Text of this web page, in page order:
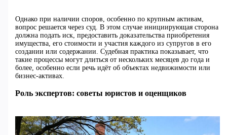
Однако при наличии споров, особенно по крупным активам,
вопрос решается через суд. В этом случае инициирующая сторона
должна подать иск, предоставить доказательства приобретения
имущества, его стоимости и участия каждого из супругов в его
создании или содержании. Судебная практика показывает, что
такие процессы могут длиться от нескольких месяцев до года и
более, особенно если речь идёт об объектах недвижимости или
бизнес-активах.
Роль экспертов: советы юристов и оценщиков